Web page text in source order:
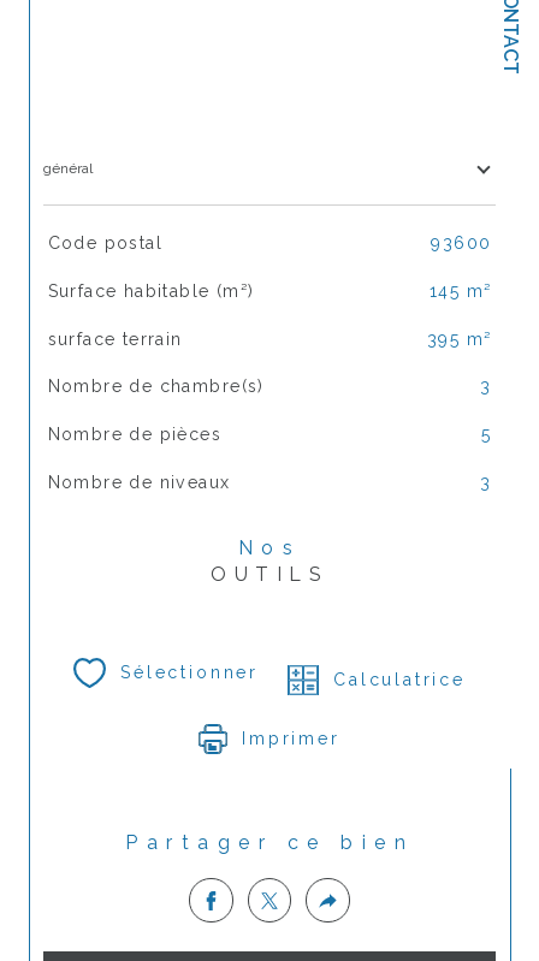
CONTACT
général
TRAD_SIROCCO_Caracteristique
Code postal 93600
Surface habitable (m²) 145 m²
surface terrain 395 m²
Nombre de chambre(s) 3
Nombre de pièces 5
Nombre de niveaux 3
Nos
OUTILS
Sélectionner Calculatrice
Imprimer
Partager ce bien